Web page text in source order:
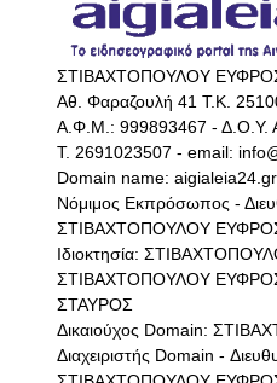
ΣΤΙΒΑΧΤΟΠΟΥΛΟΥ
Αθ. Φαραζουλή 41 Τ.Κ.
Α.Φ.Μ.: 999893467 - Δ.Ο.Υ.
Τ. 2691023507 - email:
Domain name: aigialeia24.gr
Νόμιμος Εκπρόσωπος -
ΣΤΙΒΑΧΤΟΠΟΥΛΟΥ
Ιδιοκτησία:
ΣΤΙΒΑΧΤΟΠΟΥΛΟΥ
ΣΤΑΥΡΟΣ
Δικαιούχος Domain:
Διαχειριστής Domain -